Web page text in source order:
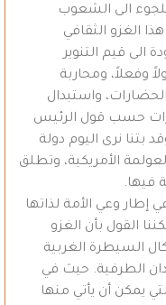
الى الشعوب
الغزو الثقافي
الى قيم التنوير
وفعلاً، ومحاربة
واستبدال
حسب قول الرئيس
بتنا نرى اليوم دولة
الأمريكية، وتطلق
فيها.
وعي الأمة لذاتها
القول بأن الغزو
السيطرة الغربية
الطرفية. حيث في
يمكن أن يأتي منها